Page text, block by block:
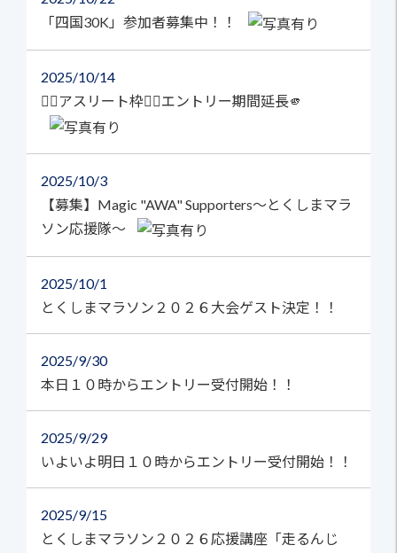
「四国30K」参加者募集中！！
2025 10/14
🏃‍♀️アスリート枠🏃‍♂️エントリー期間延長🫵
2025 10/3
【募集】Magic "AWA" Supporters～とくしまマラ
ソン応援隊～
2025 10/1
とくしまマラソン２０２６大会ゲスト決定！！
2025 9/30
本日１０時からエントリー受付開始！！
2025 9/29
いよいよ明日１０時からエントリー受付開始！！
2025 9/15
とくしまマラソン２０２６応援講座「走るんじ